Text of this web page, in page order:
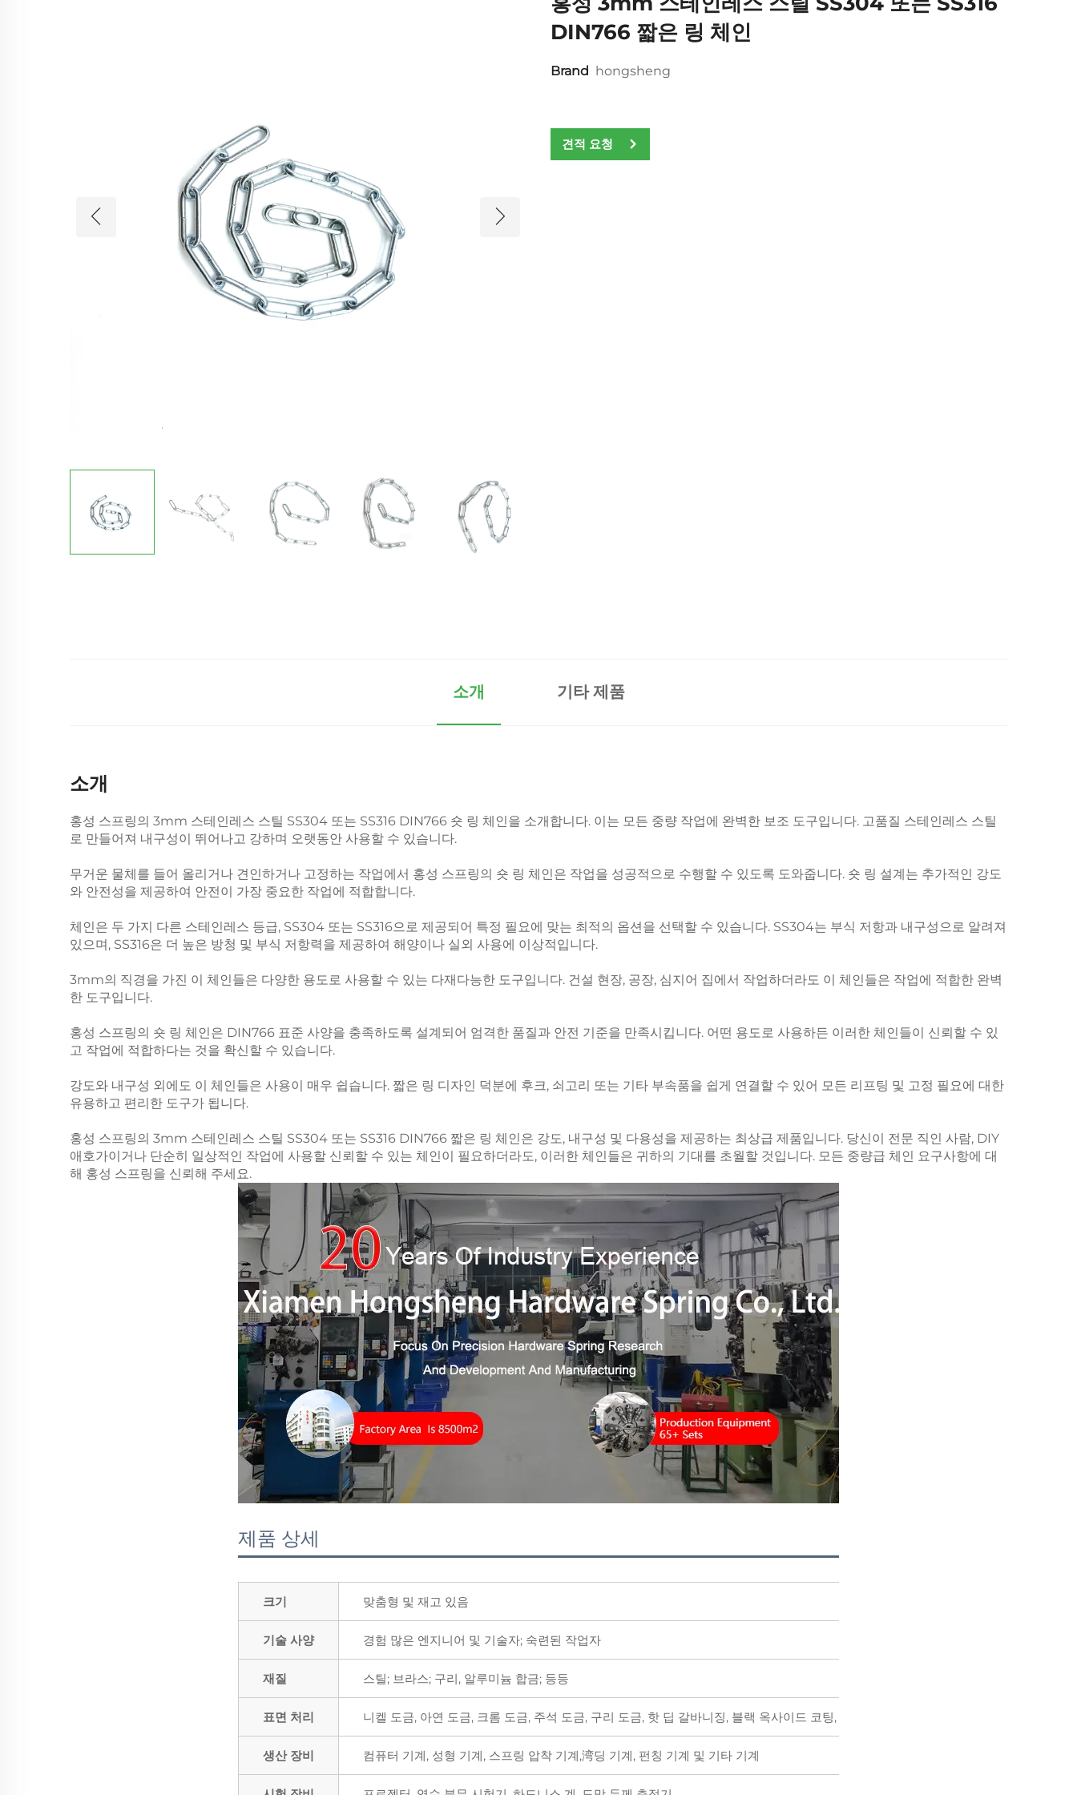
DIN766 짧은 링 체인
Brand hongsheng
견적 요청
소개 기타 제품
소개
홍성 스프링의 3mm 스테인레스 스틸 SS304 또는 SS316 DIN766 숏 링 체인을 소개합니다. 이는 모든 중량 작업에 완벽한 보조 도구입니다. 고품질 스테인레스 스틸
로 만들어져 내구성이 뛰어나고 강하며 오랫동안 사용할 수 있습니다.
무거운 물체를 들어 올리거나 견인하거나 고정하는 작업에서 홍성 스프링의 숏 링 체인은 작업을 성공적으로 수행할 수 있도록 도와줍니다. 숏 링 설계는 추가적인 강도
와 안전성을 제공하여 안전이 가장 중요한 작업에 적합합니다.
체인은 두 가지 다른 스테인레스 등급, SS304 또는 SS316으로 제공되어 특정 필요에 맞는 최적의 옵션을 선택할 수 있습니다. SS304는 부식 저항과 내구성으로 알려져
있으며, SS316은 더 높은 방청 및 부식 저항력을 제공하여 해양이나 실외 사용에 이상적입니다.
3mm의 직경을 가진 이 체인들은 다양한 용도로 사용할 수 있는 다재다능한 도구입니다. 건설 현장, 공장, 심지어 집에서 작업하더라도 이 체인들은 작업에 적합한 완벽
한 도구입니다.
홍성 스프링의 숏 링 체인은 DIN766 표준 사양을 충족하도록 설계되어 엄격한 품질과 안전 기준을 만족시킵니다. 어떤 용도로 사용하든 이러한 체인들이 신뢰할 수 있
고 작업에 적합하다는 것을 확신할 수 있습니다.
강도와 내구성 외에도 이 체인들은 사용이 매우 쉽습니다. 짧은 링 디자인 덕분에 후크, 쇠고리 또는 기타 부속품을 쉽게 연결할 수 있어 모든 리프팅 및 고정 필요에 대한
유용하고 편리한 도구가 됩니다.
홍성 스프링의 3mm 스테인레스 스틸 SS304 또는 SS316 DIN766 짧은 링 체인은 강도, 내구성 및 다용성을 제공하는 최상급 제품입니다. 당신이 전문 직인 사람, DIY
애호가이거나 단순히 일상적인 작업에 사용할 신뢰할 수 있는 체인이 필요하더라도, 이러한 체인들은 귀하의 기대를 초월할 것입니다. 모든 중량급 체인 요구사항에 대
해 홍성 스프링을 신뢰해 주세요.
제품 상세
크기 맞춤형 및 재고 있음
기술 사양 경험 많은 엔지니어 및 기술자; 숙련된 작업자
재질 스틸; 브라스; 구리, 알루미늄 합금; 등등
표면 처리 니켈 도금, 아연 도금, 크롬 도금, 주석 도금, 구리 도금, 핫 딥 갈바니징, 블랙 옥사이드 코팅, 페인트칠, 컬러 아연 도금, 청흑색 아연 도
생산 장비 컴퓨터 기계, 성형 기계, 스프링 압착 기계,湾딩 기계, 펀칭 기계 및 기타 기계